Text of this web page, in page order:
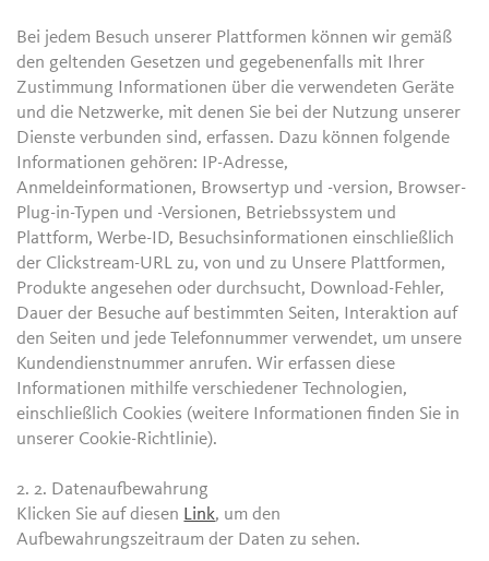
Bei jedem Besuch unserer Plattformen können wir gemäß
den geltenden Gesetzen und gegebenenfalls mit Ihrer
Zustimmung Informationen über die verwendeten Geräte
und die Netzwerke, mit denen Sie bei der Nutzung unserer
Dienste verbunden sind, erfassen. Dazu können folgende
Informationen gehören: IP-Adresse,
Anmeldeinformationen, Browsertyp und -version, Browser-
Plug-in-Typen und -Versionen, Betriebssystem und
Plattform, Werbe-ID, Besuchsinformationen einschließlich
der Clickstream-URL zu, von und zu Unsere Plattformen,
Produkte angesehen oder durchsucht, Download-Fehler,
Dauer der Besuche auf bestimmten Seiten, Interaktion auf
den Seiten und jede Telefonnummer verwendet, um unsere
Kundendienstnummer anrufen. Wir erfassen diese
Informationen mithilfe verschiedener Technologien,
einschließlich Cookies (weitere Informationen finden Sie in
unserer Cookie-Richtlinie).
2. 2. Datenaufbewahrung
Klicken Sie auf diesen Link, um den
Aufbewahrungszeitraum der Daten zu sehen.